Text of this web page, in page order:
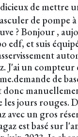
de mettre
de pompe
? Bonjour ,
edf, et suis
J'ai un compteur
de
les jours rouges.
avec un gros
est basé sur